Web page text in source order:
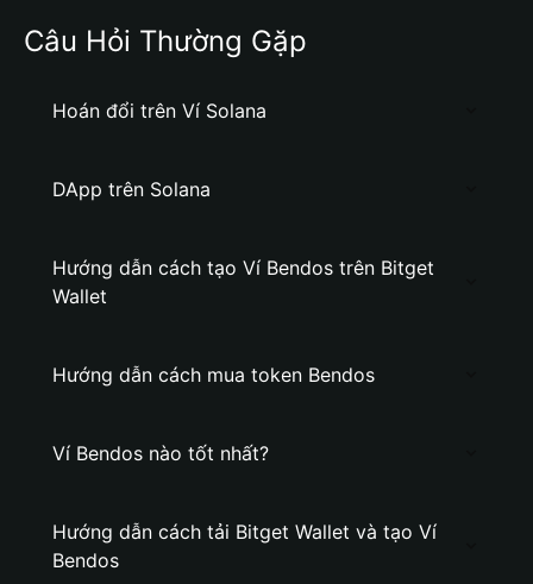
Câu Hỏi Thường Gặp
Hoán đổi trên Ví Solana
DApp trên Solana
Hướng dẫn cách tạo Ví Bendos trên Bitget
Wallet
Hướng dẫn cách mua token Bendos
Ví Bendos nào tốt nhất?
Hướng dẫn cách tải Bitget Wallet và tạo Ví
Bendos